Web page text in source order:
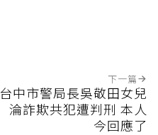
下一篇
台中市警局長吳敬田女兒
淪詐欺共犯遭判刑 本人
今回應了